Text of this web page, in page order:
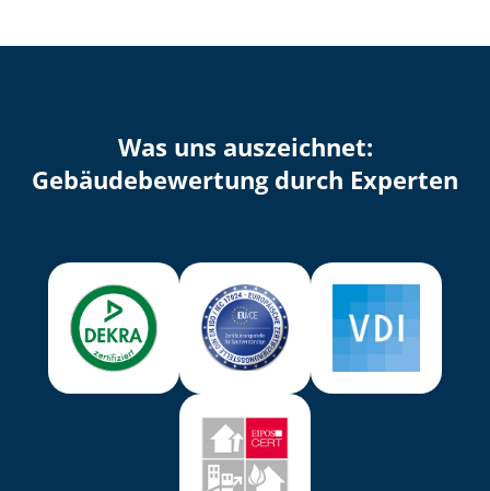
Was uns auszeichnet:
Ge­bäu­de­be­wer­tung durch Experten